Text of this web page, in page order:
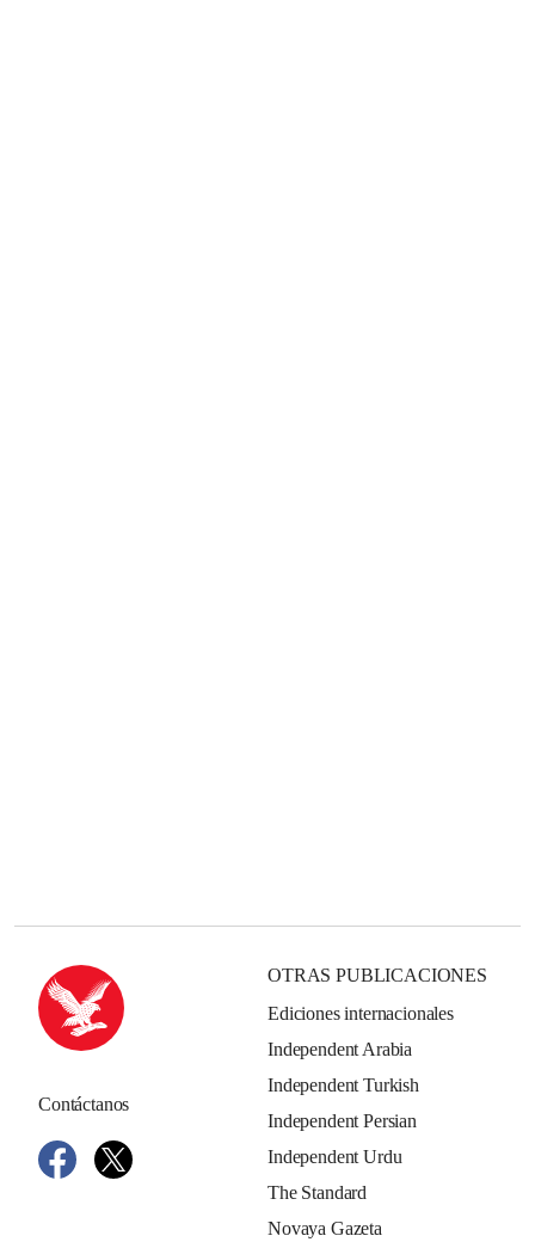
Contáctanos
OTRAS PUBLICACIONES
Ediciones internacionales
Independent Arabia
Independent Turkish
Independent Persian
Independent Urdu
The Standard
Novaya Gazeta